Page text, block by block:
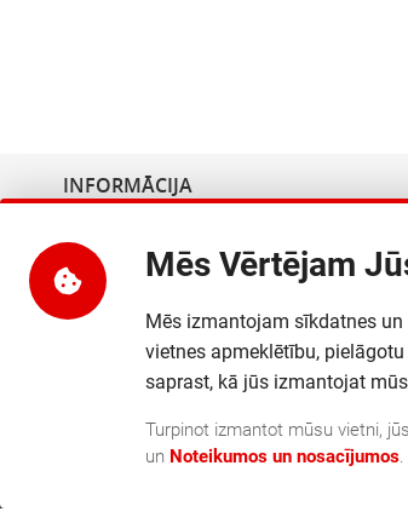
INFORMĀCIJA
Adrese
PVN reģ. numurs
Banka
AS
Bankas kods:
Bankas konta numurs:
Mēs Vērtējam
Mēs izmantojam sīkdatnes
vietnes apmeklētību,
saprast, kā jūs izmantojat
Turpinot izmantot mūsu vietni,
un Noteikumos un nosacījumos.